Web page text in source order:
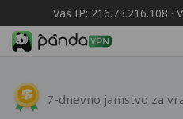
Vaš IP: 216.73.216.108 ·
7-dnevno jamstvo za